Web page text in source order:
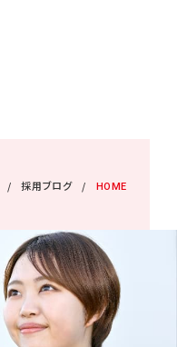
採用ブログ HOME